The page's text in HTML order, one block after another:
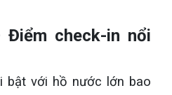
check-in nổi
bật với hồ nước lớn bao